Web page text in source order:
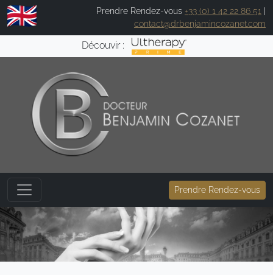
Prendre Rendez-vous +33 (0) 1 42 22 86 51
contact@drbenjamincozanet.com
Découvir :
Prendre Rendez-vous